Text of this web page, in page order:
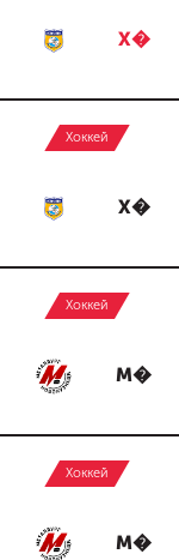
Х�
Хоккей
Х�
Хоккей
М�
Хоккей
М�